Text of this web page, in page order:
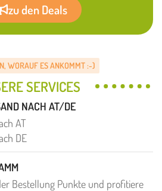
zu den Deals
WORAUF ES ANKOMMT :-)
SERVICES
NACH AT/DE
AT
DE
Bestellung Punkte und profitiere